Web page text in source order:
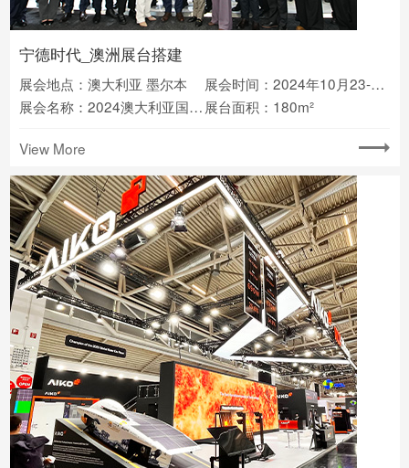
宁德时代_澳洲展台搭建
展会地点：澳大利亚 墨尔本
展会时间：2024年10月23-24日
展会名称：2024澳大利亚国际能源展览会(All-Energy Expo) 展台面积：180m²
View More